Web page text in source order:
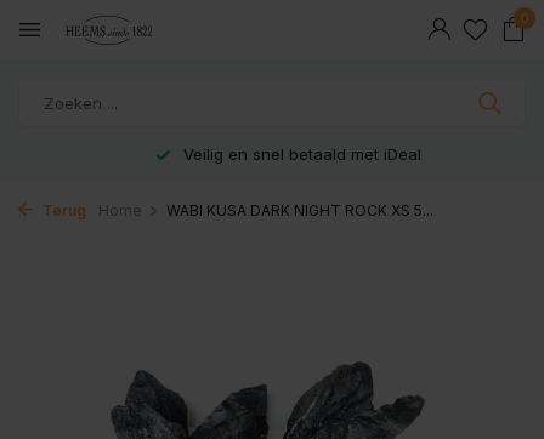
0
Veilig en snel betaald met iDeal
Terug Home WABI KUSA DARK NIGHT ROCK XS 5...